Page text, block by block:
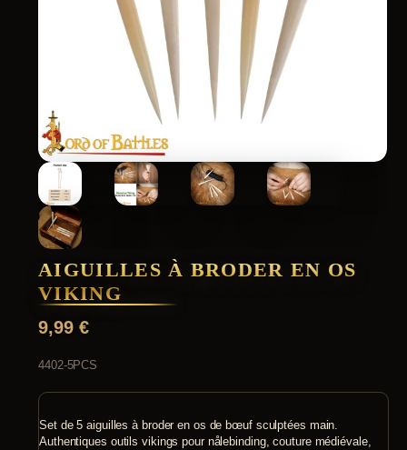
AIGUILLES À BRODER EN OS
VIKING
9,99 €
4402-5PCS
Set de 5 aiguilles à broder en os de bœuf sculptées main.
Authentiques outils vikings pour nålebinding, couture médiévale,